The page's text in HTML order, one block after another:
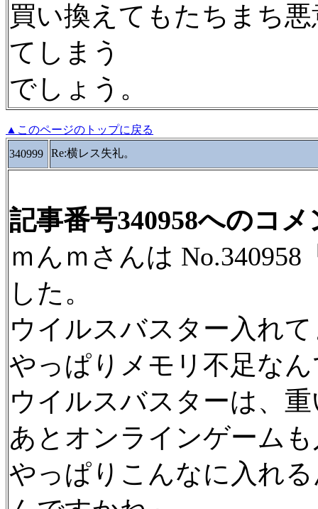
買い換えてもたちまち
てしまう
でしょう。
▲このページのトップに戻る
340999
Re:横レス失礼。
記事番号340958へのコメ
ｍんｍさんは
した。
ウイルスバスター入れ
やっぱりメモリ不足な
ウイルスバスターは、
あとオンラインゲーム
やっぱりこんなに入れ